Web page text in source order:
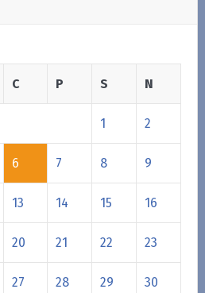
C P S N
1 2
6 7 8 9
13 14 15 16
20 21 22 23
27 28 29 30